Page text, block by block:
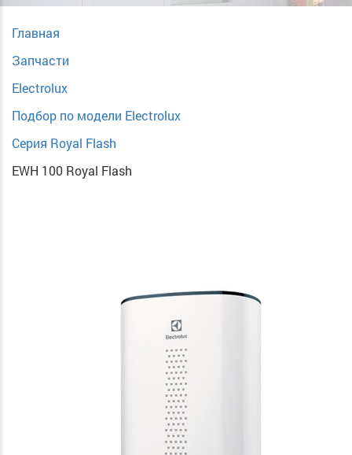
Главная
Запчасти
Electrolux
Подбор по модели Electrolux
Серия Royal Flash
EWH 100 Royal Flash